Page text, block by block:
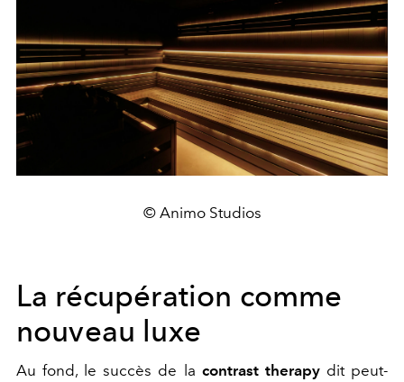
© Animo Studios
La récupération comme
nouveau luxe
Au fond, le succès de la contrast therapydit peut-